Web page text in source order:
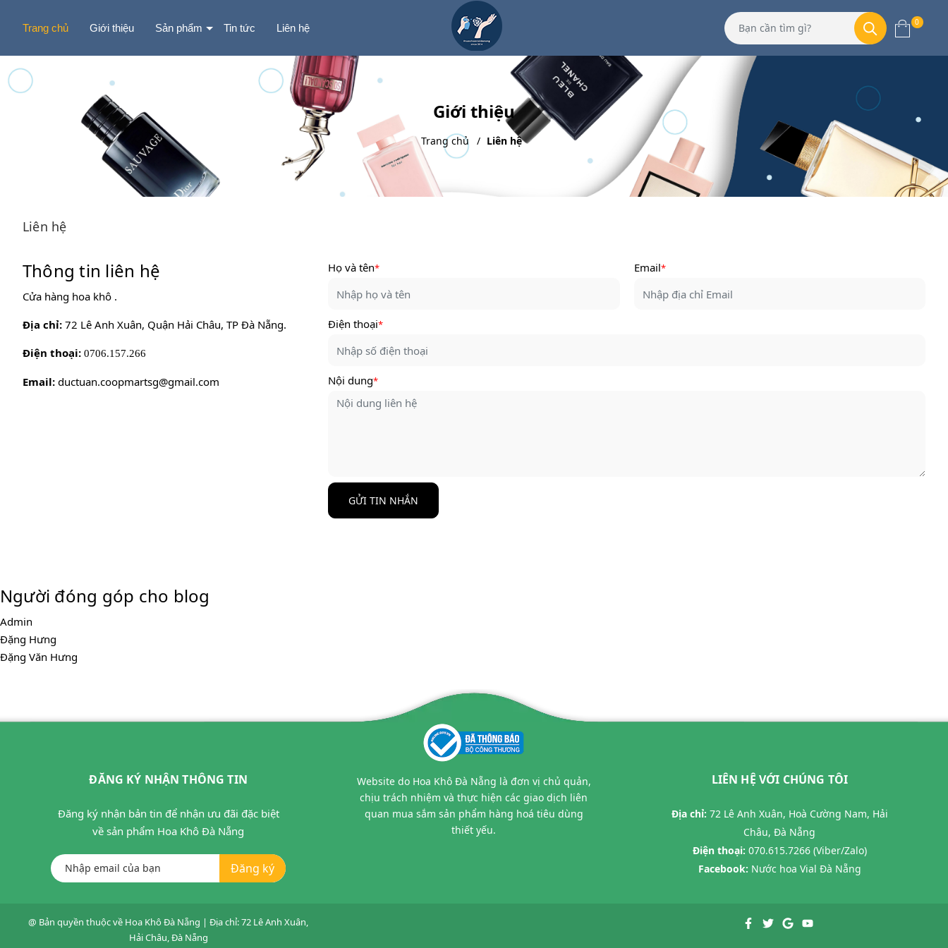
Trang chủ Giới thiệu Sản phẩm Tin tức Liên hệ 0
Giới thiệu
Trang chủ Liên hệ
Liên hệ
Thông tin liên hệ
Cửa hàng hoa khô .
Địa chỉ: 72 Lê Anh Xuân, Quận Hải Châu, TP Đà Nẵng.
Điện thoại: 0706.157.266
Email: ductuan.coopmartsg@gmail.com
Họ và tên* Email*
Điện thoại*
Nội dung*
GỬI TIN NHẮN
Người đóng góp cho blog
Admin
Đặng Hưng
Đặng Văn Hưng
ĐĂNG KÝ NHẬN THÔNG TIN
Đăng ký nhận bản tin để nhận ưu đãi đặc biệt
về sản phẩm Hoa Khô Đà Nẵng
Đăng ký
Website do Hoa Khô Đà Nẵng là đơn vị chủ quản,
chịu trách nhiệm và thực hiện các giao dịch liên
quan mua sắm sản phẩm hàng hoá tiêu dùng
thiết yếu.
LIÊN HỆ VỚI CHÚNG TÔI
Địa chỉ: 72 Lê Anh Xuân, Hoà Cường Nam, Hải
Châu, Đà Nẵng
Điện thoại: 070.615.7266 (Viber/Zalo)
Facebook: Nước hoa Vial Đà Nẵng
@ Bản quyền thuộc về Hoa Khô Đà Nẵng | Địa chỉ: 72 Lê Anh Xuân,
Hải Châu, Đà Nẵng